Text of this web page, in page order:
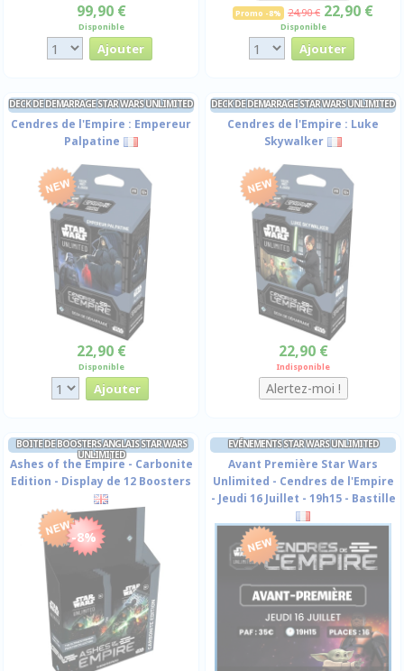
99,90 €
Disponible
Promo -8% 24,90 € 22,90 €
Disponible
DECK DE DEMARRAGE STAR WARS UNLIMITED
Cendres de l'Empire : Empereur
Palpatine
22,90 €
Disponible
DECK DE DEMARRAGE STAR WARS UNLIMITED
Cendres de l'Empire : Luke
Skywalker
22,90 €
Indisponible
BOITE DE BOOSTERS ANGLAIS STAR WARS
UNLIMITED
Ashes of the Empire - Carbonite
Edition - Display de 12 Boosters
-8%
EVÉNEMENTS STAR WARS UNLIMITED
Avant Première Star Wars
Unlimited - Cendres de l'Empire
- Jeudi 16 Juillet - 19h15 - Bastille